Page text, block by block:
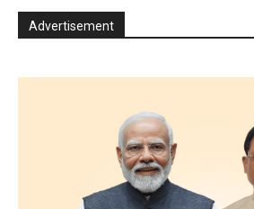
Advertisement